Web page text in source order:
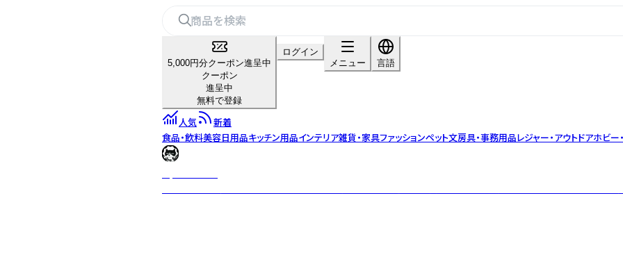
5,000円分クーポン進呈中
クーポン
進呈中
無料で登録
ログイン
メニュー
言語
人気
新着
食品・飲料美容日用品キッチン用品インテリア雑貨・家具ファッションペット文房具・事務用品レジャー・アウトドアホビー